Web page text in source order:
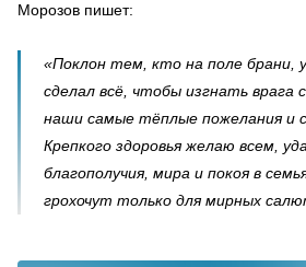
Морозов пишет:
«Поклон тем, кто на поле брани,
сделал всё, чтобы изгнать врага
наши самые тёплые пожелания и
Крепкого здоровья желаю всем,
благополучия, мира и покоя в
грохочут только для мирных